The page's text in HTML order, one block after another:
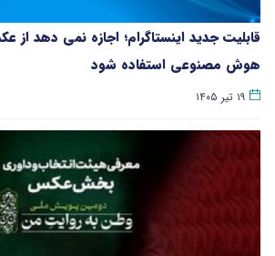
قابلیت جدید اینستاگرام؛ اجازه نمی دهد از
هوش مصنوعی استفاده شود
۱۹ تیر ۱۴۰۵